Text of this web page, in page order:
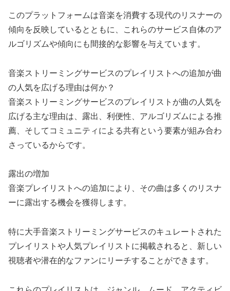
このプラットフォームは音楽を消費する現代のリスナーの
傾向を反映しているとともに、これらのサービス自体のア
ルゴリズムや傾向にも間接的な影響を与えています。
音楽ストリーミングサービスのプレイリストへの追加が曲
の人気を広げる理由は何か？
音楽ストリーミングサービスのプレイリストが曲の人気を
広げる主な理由は、露出、利便性、アルゴリズムによる推
薦、そしてコミュニティによる共有という要素が組み合わ
さっているからです。
露出の増加
音楽プレイリストへの追加により、その曲は多くのリスナ
ーに露出する機会を獲得します。
特に大手音楽ストリーミングサービスのキュレートされた
プレイリストや人気プレイリストに掲載されると、新しい
視聴者や潜在的なファンにリーチすることができます。